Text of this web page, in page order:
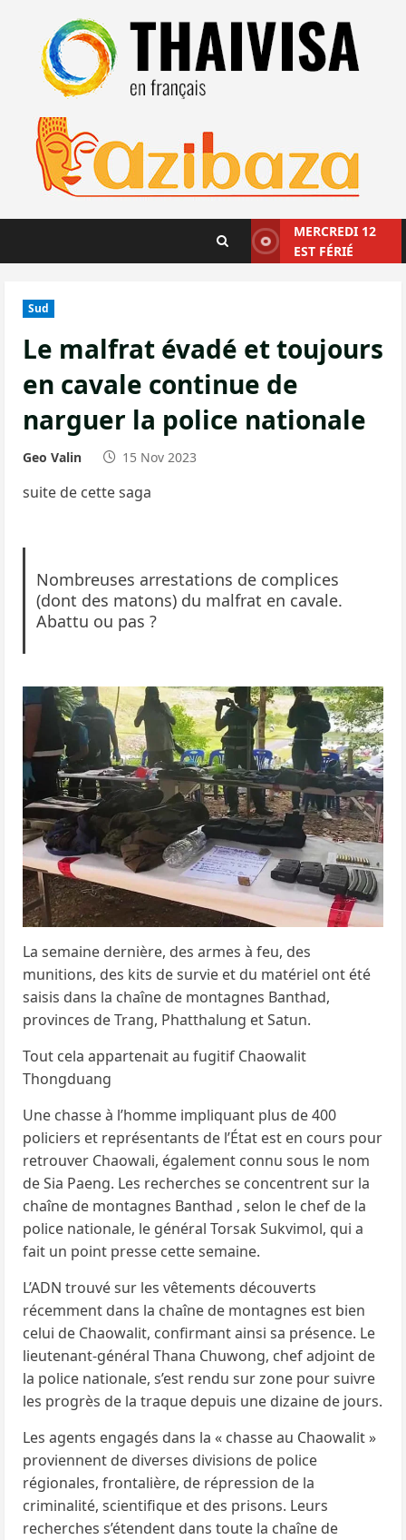
contenu
MERCREDI 12
EST FÉRIÉ
Sud
Le malfrat évadé et toujours
en cavale continue de
narguer la police nationale
Geo Valin 15 Nov 2023
suite de cette saga
Nombreuses arrestations de complices
(dont des matons) du malfrat en cavale.
Abattu ou pas ?
La semaine dernière, des armes à feu, des
munitions, des kits de survie et du matériel ont été
saisis dans la chaîne de montagnes Banthad,
provinces de Trang, Phatthalung et Satun.
Tout cela appartenait au fugitif Chaowalit
Thongduang
Une chasse à l’homme impliquant plus de 400
policiers et représentants de l’État est en cours pour
retrouver Chaowali, également connu sous le nom
de Sia Paeng. Les recherches se concentrent sur la
chaîne de montagnes Banthad , selon le chef de la
police nationale, le général Torsak Sukvimol, qui a
fait un point presse cette semaine.
L’ADN trouvé sur les vêtements découverts
récemment dans la chaîne de montagnes est bien
celui de Chaowalit, confirmant ainsi sa présence. Le
lieutenant-général Thana Chuwong, chef adjoint de
la police nationale, s’est rendu sur zone pour suivre
les progrès de la traque depuis une dizaine de jours.
Les agents engagés dans la « chasse au Chaowalit »
proviennent de diverses divisions de police
régionales, frontalière, de répression de la
criminalité, scientifique et des prisons. Leurs
recherches s’étendent dans toute la chaîne de